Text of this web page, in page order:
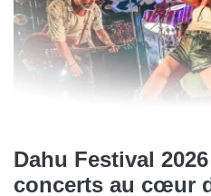
Dahu Festival
concerts au cœur